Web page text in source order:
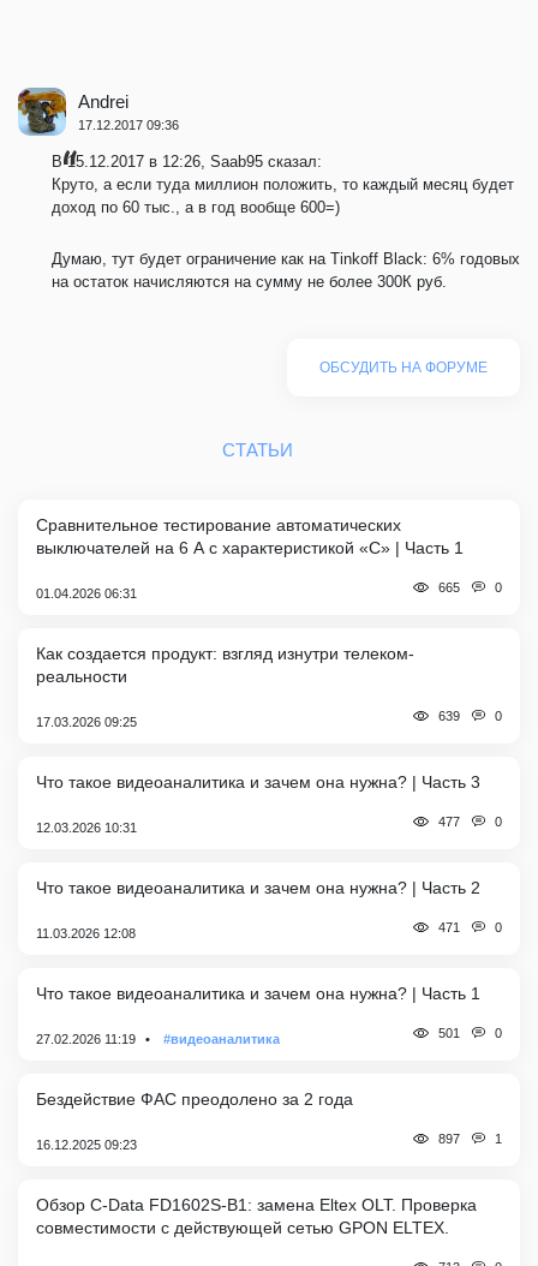
Andrei
17.12.2017 09:36
В 15.12.2017 в 12:26, Saab95 сказал:
Круто, а если туда миллион положить, то каждый месяц будет
доход по 60 тыс., а в год вообще 600=)
Думаю, тут будет ограничение как на Tinkoff Black: 6% годовых
на остаток начисляются на сумму не более 300К руб.
ОБСУДИТЬ НА ФОРУМЕ
СТАТЬИ
Сравнительное тестирование автоматических
выключателей на 6 А с характеристикой «C» | Часть 1
01.04.2026 06:31 665 0
Как создается продукт: взгляд изнутри телеком-
реальности
17.03.2026 09:25 639 0
Что такое видеоаналитика и зачем она нужна? | Часть 3
12.03.2026 10:31 477 0
Что такое видеоаналитика и зачем она нужна? | Часть 2
11.03.2026 12:08 471 0
Что такое видеоаналитика и зачем она нужна? | Часть 1
27.02.2026 11:19 #видеоаналитика 501 0
Бездействие ФАС преодолено за 2 года
16.12.2025 09:23 897 1
Обзор C-Data FD1602S-B1: замена Eltex OLT. Проверка
совместимости с действующей сетью GPON ELTEX.